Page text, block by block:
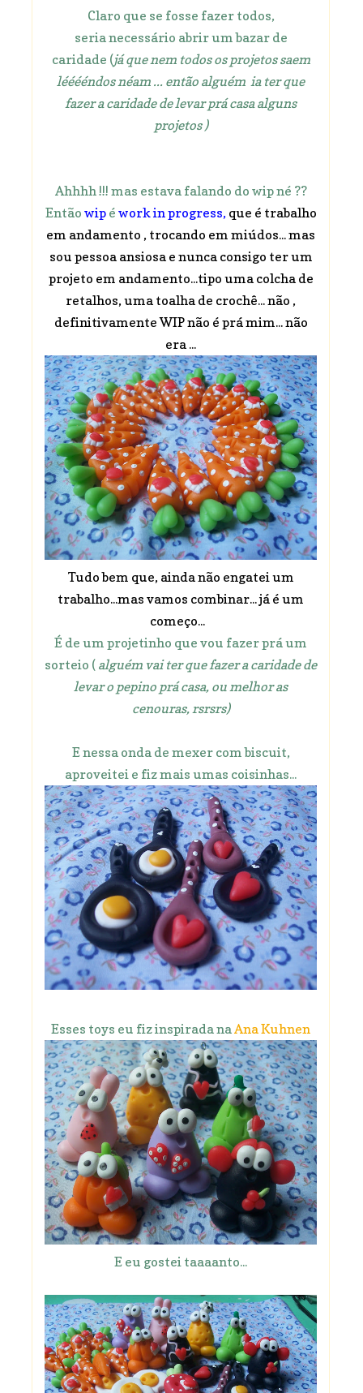
Claro que se fosse fazer todos,
seria necessário abrir um bazar de
caridade (já que nem todos os projetos saem
lééééndos néam ... então alguém ia ter que
fazer a caridade de levar prá casa alguns
projetos )
Ahhhh !!! mas estava falando do wip né ??
Então wipé work in progress, que é trabalho
em andamento , trocando em miúdos... mas
sou pessoa ansiosa e nunca consigo ter um
projeto em andamento...tipo uma colcha de
retalhos, uma toalha de crochê... não ,
definitivamente WIP não é prá mim... não
era ...
Tudo bem que, ainda não engatei um
trabalho...mas vamos combinar... já é um
começo...
É de um projetinho que vou fazer prá um
sorteio ( alguém vai ter que fazer a caridade de
levar o pepino prá casa, ou melhor as
cenouras, rsrsrs)
E nessa onda de mexer com biscuit,
aproveitei e fiz mais umas coisinhas...
Esses toys eu fiz inspirada naAna Kuhnen
E eu gostei taaaanto...